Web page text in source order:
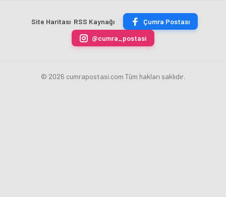
Madalyayı
Aldı
Site Haritası RSS Kaynağı
Çumra Postası
@cumra_postasi
© 2026 cumrapostasi.com Tüm hakları saklıdır.